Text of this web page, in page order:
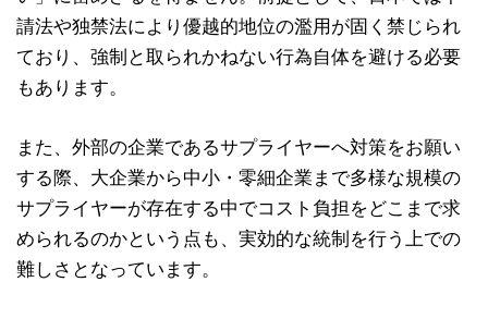
請法や独禁法により優越的地位の濫用が固く禁じられ
ており、強制と取られかねない行為自体を避ける必要
もあります。
また、外部の企業であるサプライヤーへ対策をお願い
する際、大企業から中小・零細企業まで多様な規模の
サプライヤーが存在する中でコスト負担をどこまで求
められるのかという点も、実効的な統制を行う上での
難しさとなっています。